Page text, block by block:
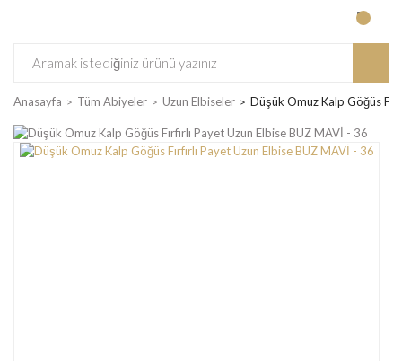
Anasayfa Tüm Abiyeler Uzun Elbiseler Düşük Omuz Kalp Göğüs